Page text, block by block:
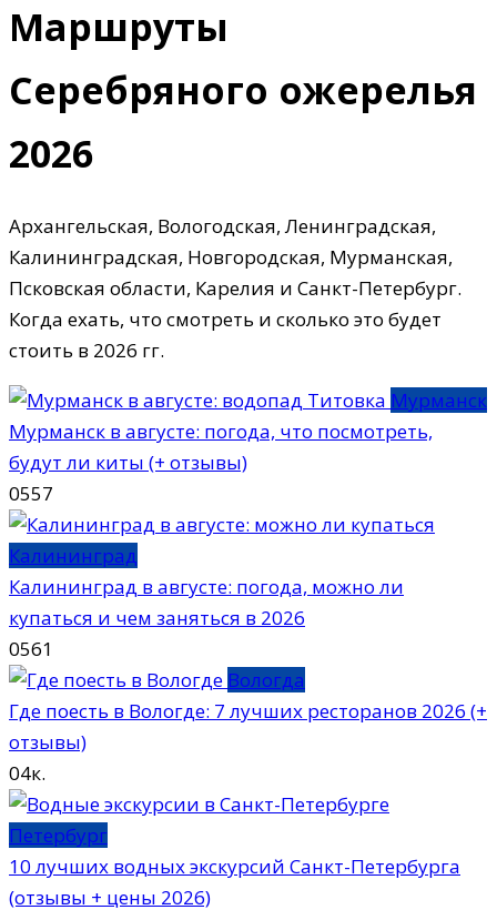
Маршруты
Серебряного ожерелья
2026
Архангельская, Вологодская, Ленинградская,
Калининградская, Новгородская, Мурманская,
Псковская области, Карелия и Санкт-Петербург.
Когда ехать, что смотреть и сколько это будет
стоить в 2026 гг.
Мурманск
Мурманск в августе: погода, что посмотреть,
будут ли киты (+ отзывы)
0557
Калининград
Калининград в августе: погода, можно ли
купаться и чем заняться в 2026
0561
Вологда
Где поесть в Вологде: 7 лучших ресторанов 2026 (+
отзывы)
04к.
Петербург
10 лучших водных экскурсий Санкт-Петербурга
(отзывы + цены 2026)